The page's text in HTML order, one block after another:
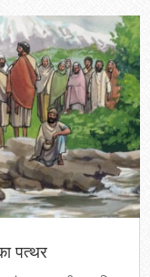
पत्थर